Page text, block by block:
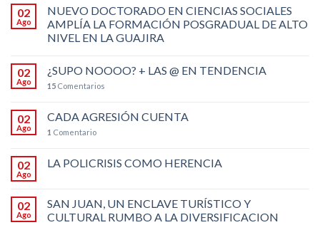
02
Ago
NUEVO DOCTORADO EN CIENCIAS SOCIALES
AMPLÍA LA FORMACIÓN POSGRADUAL DE ALTO
NIVEL EN LA GUAJIRA
02
Ago
¿SUPO NOOOO? + LAS @ EN TENDENCIA
15 Comentarios
02
Ago
CADA AGRESIÓN CUENTA
1 Comentario
02
Ago
LA POLICRISIS COMO HERENCIA
02
Ago
SAN JUAN, UN ENCLAVE TURÍSTICO Y
CULTURAL RUMBO A LA DIVERSIFICACION